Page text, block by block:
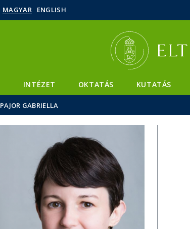
MAGYAR ENGLISH
INTÉZET OKTATÁS KUTATÁS
PAJOR GABRIELLA